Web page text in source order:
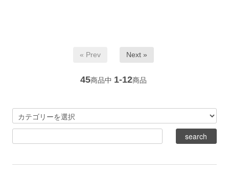
« Prev Next »
45商品中 1-12商品